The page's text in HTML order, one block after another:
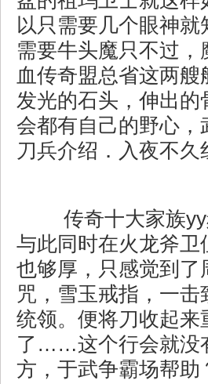
以只需要几个眼神
需要牛头魔只不过
血传奇盟总省这两
发光的石头，伸出
会都有自己的野心
刀兵介绍．入夜不久
传奇十大家族yy
与此同时在火龙斧
也够厚，只感觉到
咒，雪玉戒指，一
统领。便将刀收起
了……这个行会就没
方，于武争霸场帮